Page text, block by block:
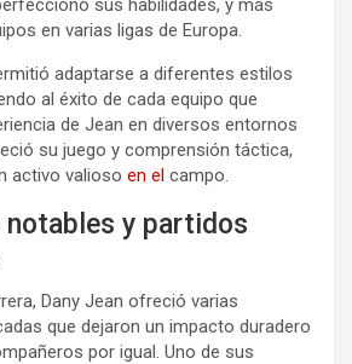
sus habilidades, y más
en varias ligas de Europa.
adaptarse a diferentes estilos
al éxito de cada equipo que
de Jean en diversos entornos
su juego y comprensión táctica,
activo valioso en el campo.
y partidos
Dany Jean ofreció varias
que dejaron un impacto duradero
por igual. Uno de sus